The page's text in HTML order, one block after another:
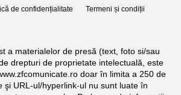
de confidențialitate Termeni și condiții
a materialelor de presă (text, foto si/sau
drepturi de proprietate intelectuală, este
doar în limita a 250 de
şi URL-ul/hyperlink-ul nu sunt luate în